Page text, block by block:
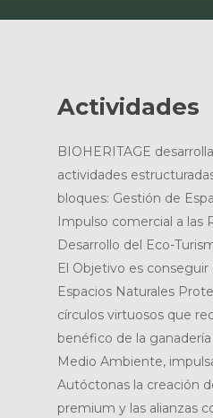
Actividades
BIOHERITAGE
actividades
bloques: Gestión de
Impulso comercial a las
Desarrollo del Eco-
El Objetivo es
Espacios Naturales
círculos virtuosos que
benéfico de la
Medio Ambiente,
Autóctonas la creación
premium y las alianzas